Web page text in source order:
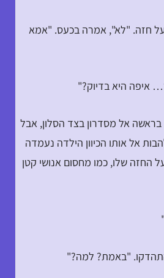
חזה. "לא", אמרה בכעס. "אמא
איפה היא בדיוק?"
אל מסדרון בצד הסלון, אבל
אל אותו הכיוון הילדה נעמדה
החזה שלו, כמו מחסום אנושי קטן
"באמת? למה?"